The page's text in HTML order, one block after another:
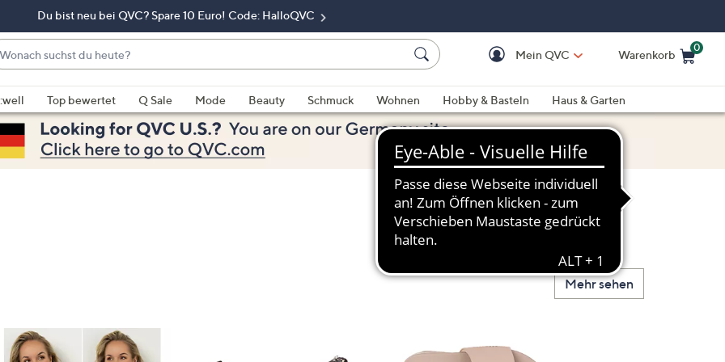
Du bist neu bei QVC? Spare 10 Euro! Code: HalloQVC
Mein QVC Warenkorb
0
Top bewertet Q Sale Mode Beauty Schmuck Wohnen Hobby & Basteln
Haus & Garten
Mehr sehen